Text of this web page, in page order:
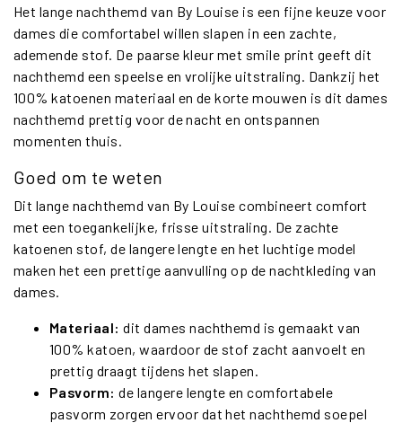
Het lange nachthemd van By Louise is een fijne keuze voor
dames die comfortabel willen slapen in een zachte,
ademende stof. De paarse kleur met smile print geeft dit
nachthemd een speelse en vrolijke uitstraling. Dankzij het
100% katoenen materiaal en de korte mouwen is dit dames
nachthemd prettig voor de nacht en ontspannen
momenten thuis.
Goed om te weten
Dit lange nachthemd van By Louise combineert comfort
met een toegankelijke, frisse uitstraling. De zachte
katoenen stof, de langere lengte en het luchtige model
maken het een prettige aanvulling op de nachtkleding van
dames.
Materiaal: dit dames nachthemd is gemaakt van
100% katoen, waardoor de stof zacht aanvoelt en
prettig draagt tijdens het slapen.
Pasvorm: de langere lengte en comfortabele
pasvorm zorgen ervoor dat het nachthemd soepel